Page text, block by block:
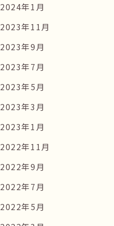
2024年1月
2023年11月
2023年9月
2023年7月
2023年5月
2023年3月
2023年1月
2022年11月
2022年9月
2022年7月
2022年5月